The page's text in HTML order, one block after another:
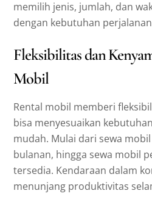
memilih jenis, jumlah, dan
dengan kebutuhan
Fleksibilitas dan
Mobil
Rental mobil memberi
bisa menyesuaikan
mudah. Mulai dari sewa
bulanan, hingga sewa mobil
tersedia. Kendaraan dalam
menunjang produktivitas